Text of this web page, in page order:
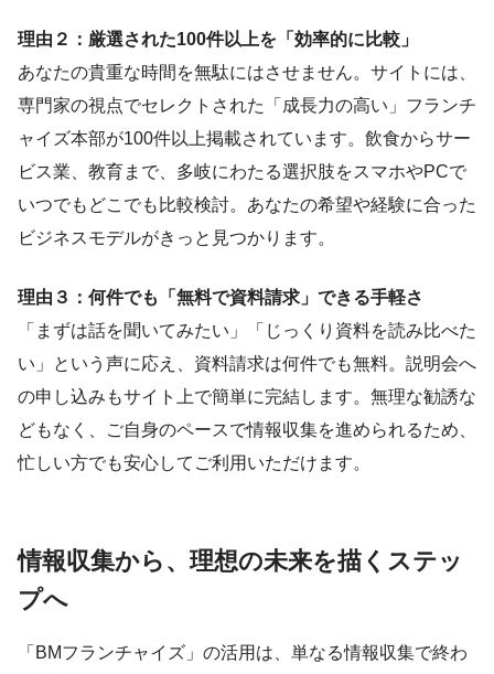
理由２：厳選された100件以上を「効率的に比較」
あなたの貴重な時間を無駄にはさせません。サイトには、
専門家の視点でセレクトされた「成長力の高い」フランチ
ャイズ本部が100件以上掲載されています。飲食からサー
ビス業、教育まで、多岐にわたる選択肢をスマホやPCで
いつでもどこでも比較検討。あなたの希望や経験に合った
ビジネスモデルがきっと見つかります。
理由３：何件でも「無料で資料請求」できる手軽さ
「まずは話を聞いてみたい」「じっくり資料を読み比べた
い」という声に応え、資料請求は何件でも無料。説明会へ
の申し込みもサイト上で簡単に完結します。無理な勧誘な
どもなく、ご自身のペースで情報収集を進められるため、
忙しい方でも安心してご利用いただけます。
情報収集から、理想の未来を描くステッ
プへ
「BMフランチャイズ」の活用は、単なる情報収集で終わ